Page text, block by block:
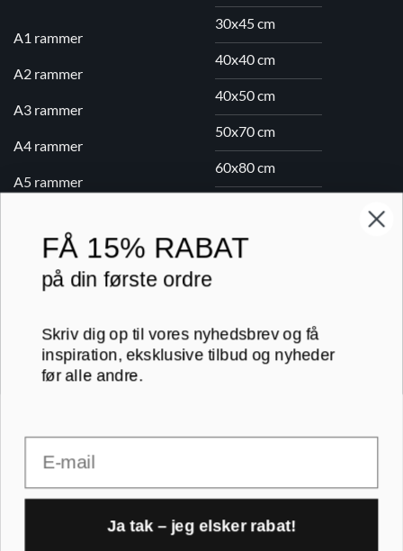
A1 rammer
A2 rammer
A3 rammer
A4 rammer
A5 rammer
30x45 cm
40x40 cm
40x50 cm
50x70 cm
60x80 cm
Printogrammer.dk · Navervej 21 · 8382 Hinnerup · CVR 40736166 ·
(+45) 8844 1630 · kundeservice@printogrammer.dk
© 2026 Printogrammer.dk
Pay
FÅ 15% RABAT
på din første ordre
Skriv dig op til vores nyhedsbrev og få
inspiration, eksklusive tilbud og nyheder
før alle andre.
Ja tak – jeg elsker rabat!